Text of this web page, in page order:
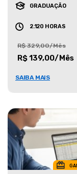
GRADUAÇÃO
2.120 HORAS
R$ 329,00/Mês
R$ 139,00/Mês
SAIBA MAIS